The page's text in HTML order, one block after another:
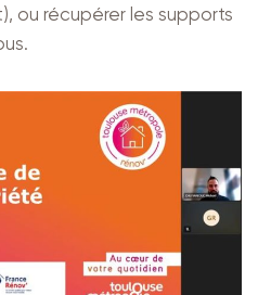
ou récupérer les supports